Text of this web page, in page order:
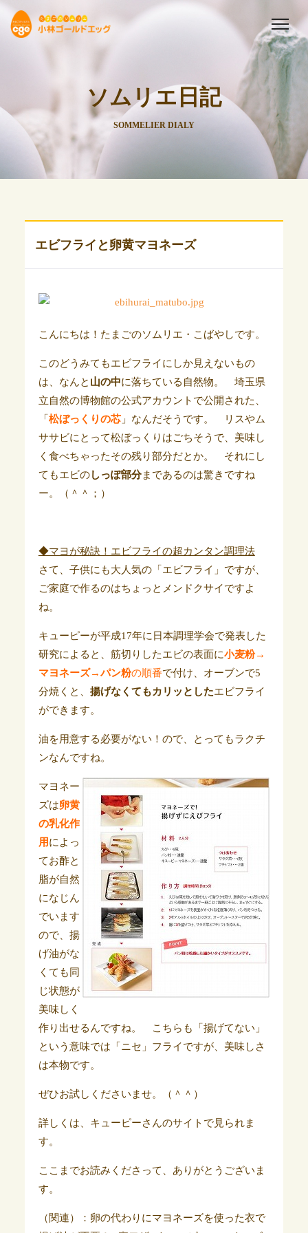
ソムリエ日記
SOMMELIER DIALY
エビフライと卵黄マヨネーズ
こんにちは！たまごのソムリエ・こばやしです。
このどうみてもエビフライにしか見えないもの
は、なんと 山の中に落ちている自然物。 埼玉県
立自然の博物館の公式アカウントで公開された、
「 松ぼっくりの芯」なんだそうです。 リスやム
ササビにとって松ぼっくりはごちそうで、美味し
く食べちゃったその残り部分だとか。 それにし
てもエビのしっぽ部分まであるのは驚きですね
ー。（＾＾；）
◆マヨが秘訣！エビフライの超カンタン調理法
さて、子供にも大人気の「エビフライ」ですが、
ご家庭で作るのはちょっとメンドクサイですよ
ね。
キューピーが平成17年に日本調理学会で発表した
研究によると、筋切りしたエビの表面に小麦粉→
マヨネーズ→パン粉の順番で付け、オーブンで5
分焼くと、 揚げなくてもカリッとしたエビフライ
ができます。
油を用意する必要がない！ので、とってもラクチ
ンなんですね。
マヨネー
ズは卵黄
の乳化作
用によっ
てお酢と
脂が自然
になじん
でいます
ので、揚
げ油がな
くても同
じ状態が
美味しく
作り出せるんですね。 こちらも「揚げてない」
という意味では「ニセ」フライですが、美味しさ
は本物です。
ぜひお試しくださいませ。（＾＾）
詳しくは、キューピーさんのサイトで見られま
す。
ここまでお読みくださって、ありがとうございま
す。
（関連）：卵の代わりにマヨネーズを使った衣で